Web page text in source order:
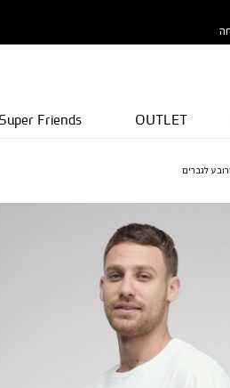
OUTLET
Super Friends